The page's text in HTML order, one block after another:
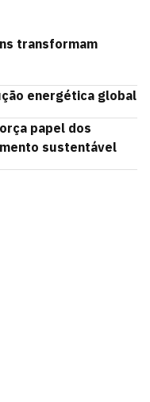
transformam
energética global
papel dos
sustentável